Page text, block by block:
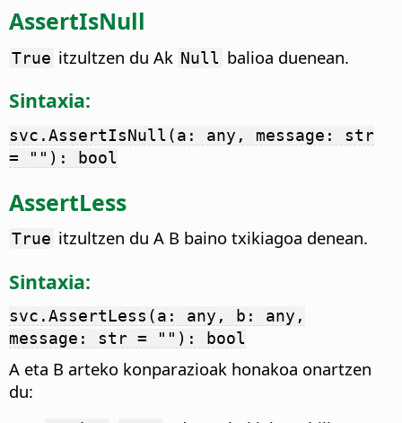
AssertIsNull
True itzultzen du Ak Null balioa duenean.
Sintaxia:
svc.AssertIsNull(a: any, message: str
= ""): bool
AssertLess
True itzultzen du A B baino txikiagoa denean.
Sintaxia:
svc.AssertLess(a: any, b: any,
message: str = ""): bool
A eta B arteko konparazioak honakoa onartzen
du: